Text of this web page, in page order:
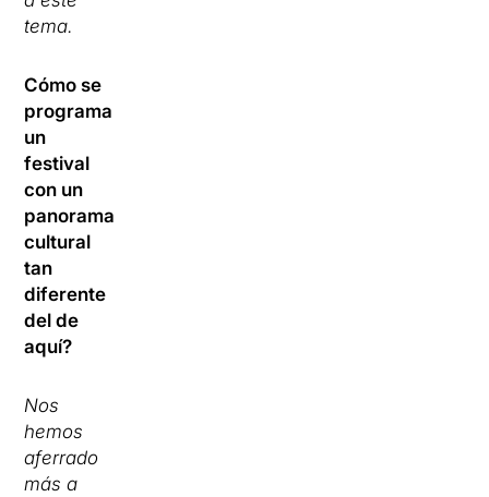
tema.
Cómo se
programa
un
festival
con un
panorama
cultural
tan
diferente
del de
aquí?
Nos
hemos
aferrado
más a